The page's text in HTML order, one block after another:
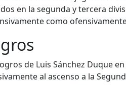
en la segunda y tercera
como
de Luis Sánchez Duque
al ascenso a la